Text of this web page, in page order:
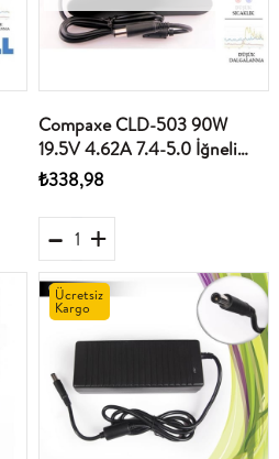
Compaxe CLD-503 90W
19.5V 4.62A 7.4-5.0 İğneli
Dell Notebook Adaptörü
₺338,98
Ücretsiz
Kargo